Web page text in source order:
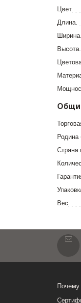
Цвет
Длина.
Ширина.
Высота.
Родина
Страна
Вес